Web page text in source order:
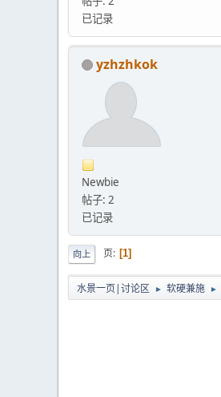
已记录
yzhzhkok
Newbie
帖子: 2
已记录
向上 页 1
水景一页|讨论区 ► 软硬兼施 ►